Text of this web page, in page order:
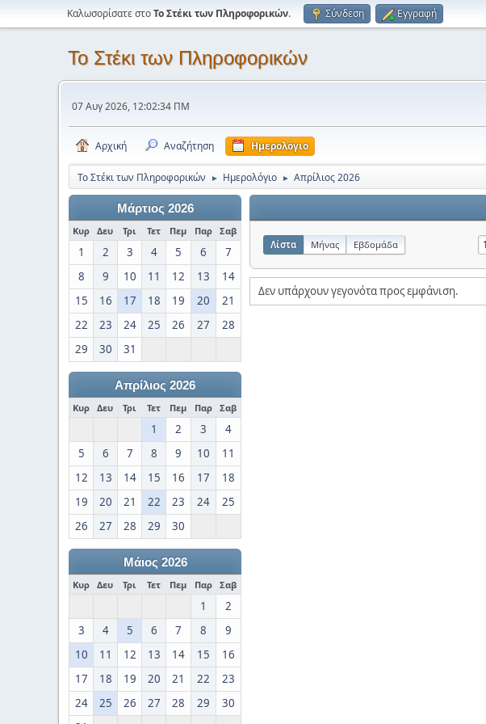
Καλωσορίσατε στοΤο Στέκι των Πληροφορικών. Σύνδεση Εγγραφή
Το Στέκι των Πληροφορικών
07 Αυγ 2026, 12:02:34 ΠΜ
Αρχική Αναζήτηση Ημερολόγιο
Το Στέκι των Πληροφορικών ► Ημερολόγιο ► Απρίλιος 2026
Μάρτιος 2026
Κυρ Δευ Τρι Τετ Πεμ Παρ Σαβ
1 2 3 4 5 6
7
8
9 10 11 12 13
14
15
16 17 18 19 20
21
22
23 24 25 26 27
28
29
30 31
Απρίλιος 2026
Κυρ Δευ Τρι Τετ Πεμ Παρ Σαβ
1 2 3
4
5
6 7 8 9 10
11
12
13 14 15 16 17
18
19
20 21 22 23 24
25
26
27 28 29 30
Μάιος 2026
Κυρ Δευ Τρι Τετ Πεμ Παρ Σαβ
1
2
3
4 5 6 7 8
9
10
11 12 13 14 15
16
17
18 19 20 21 22
23
24
25 26 27 28 29
30
Λίστα Μήνας Εβδομάδα
Δεν υπάρχουν γεγονότα προς εμφάνιση.